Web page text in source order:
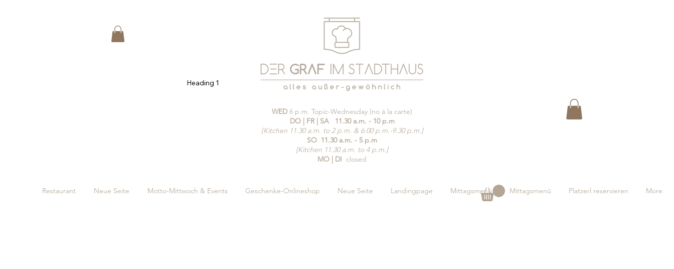
WED 6 p.m. Topic-Wednesday (no á la carte)
DO | FR | SA
11.30 a.m. - 10 p.m
[Kitchen 11.30 a.m. to 2 p.m. & 6.00 p.m.-9.30 p.m.]
SO 11.30 a.m. - 5 p.m
[Kitchen 11.30 a.m. to 4 p.m.]
MO | DI closed
Heading 1
Restaurant Neue Seite Motto-Mittwoch & Events Geschenke-Onlineshop Neue Seite Landingpage Mittagsmenü Mittagsmenü Platzerl reservieren More